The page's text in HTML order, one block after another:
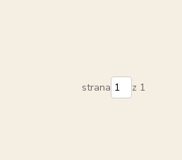
strana z 1